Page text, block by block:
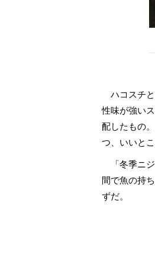
ハコスチと
性味が強い
配したもの
つ、いいと
「冬季ニジ
間で魚の持
ずだ。